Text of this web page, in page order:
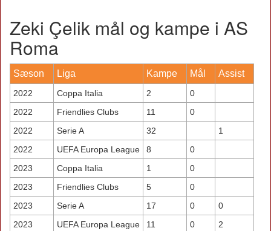
Zeki Çelik mål og kampe i AS
Roma
Sæson Liga Kampe Mål Assist
2022 Coppa Italia 2
0
2022
Friendlies Clubs 11
0
2022
Serie A 32
1
2022
UEFA Europa League 8
0
2023
Coppa Italia 1
0
2023
Friendlies Clubs 5
0
2023
Serie A 17 0
0
2023
UEFA Europa League 11 0
2